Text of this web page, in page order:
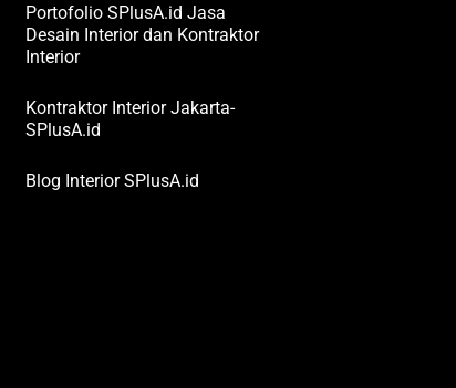
Portofolio SPlusA.id Jasa
Desain Interior dan Kontraktor
Interior
Kontraktor Interior Jakarta-
SPlusA.id
Blog Interior SPlusA.id